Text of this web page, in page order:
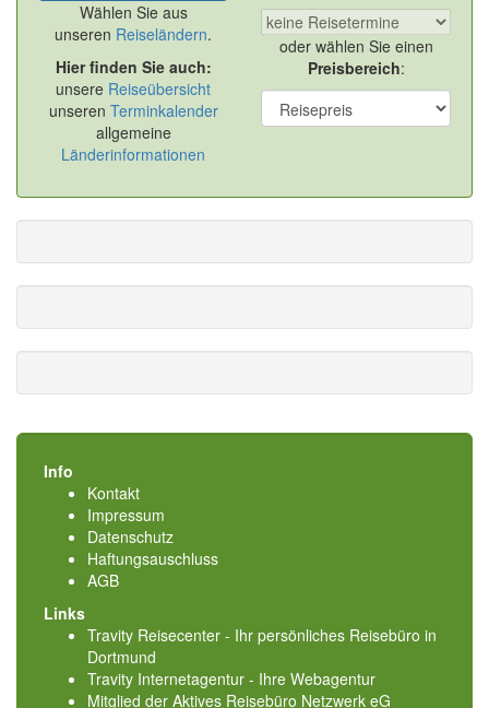
Wählen Sie aus
unseren Reiseländern.
Hier finden Sie auch:
unsere Reiseübersicht
unseren Terminkalender
allgemeine
Länderinformationen
oder wählen Sie einen
Preisbereich:
Info
Kontakt
Impressum
Datenschutz
Haftungsauschluss
AGB
Links
Travity Reisecenter - Ihr persönliches Reisebüro in
Dortmund
Travity Internetagentur - Ihre Webagentur
Mitglied der Aktives Reisebüro Netzwerk eG